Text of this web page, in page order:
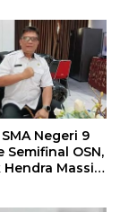
Negeri 9
Semifinal OSN,
Massie: